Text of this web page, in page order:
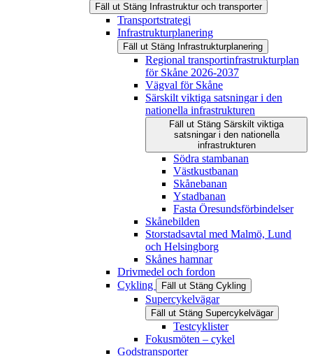
Fäll ut Stäng Infrastruktur och transporter
Transportstrategi
Infrastrukturplanering
Fäll ut Stäng Infrastrukturplanering
Regional transportinfrastrukturplan
för Skåne 2026-2037
Vägval för Skåne
Särskilt viktiga satsningar i den
nationella infrastrukturen
Fäll ut Stäng Särskilt viktiga
satsningar i den nationella
infrastrukturen
Södra stambanan
Västkustbanan
Skånebanan
Ystadbanan
Fasta Öresundsförbindelser
Skånebilden
Storstadsavtal med Malmö, Lund
och Helsingborg
Skånes hamnar
Drivmedel och fordon
Cykling
Fäll ut Stäng Cykling
Supercykelvägar
Fäll ut Stäng Supercykelvägar
Testcyklister
Fokusmöten – cykel
Godstransporter